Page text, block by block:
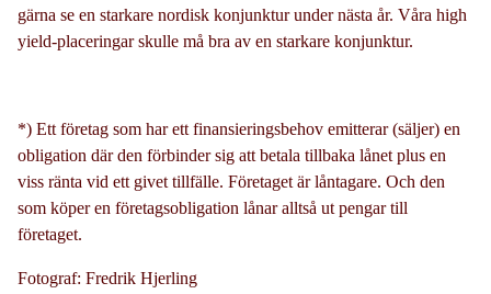
gärna se en starkare nordisk konjunktur under nästa år. Våra high
yield-placeringar skulle må bra av en starkare konjunktur.
*) Ett företag som har ett finansieringsbehov emitterar (säljer) en
obligation där den förbinder sig att betala tillbaka lånet plus en
viss ränta vid ett givet tillfälle. Företaget är låntagare. Och den
som köper en företagsobligation lånar alltså ut pengar till
företaget.
Fotograf: Fredrik Hjerling